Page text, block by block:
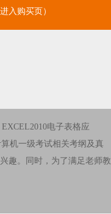
入购买页）
电子表格应
机一级考试相关考纲及真
趣。同时，为了满足老师教